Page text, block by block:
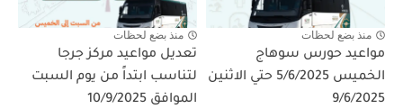
منذ بضع لحظات
مواعيد حورس سوهاج
الخميس 5/6/2025 حتي الاثنين
9/6/2025
منذ بضع لحظات
تعديل مواعيد مركز جرجا
لتناسب ابتداً من يوم السبت
الموافق 10/9/2025